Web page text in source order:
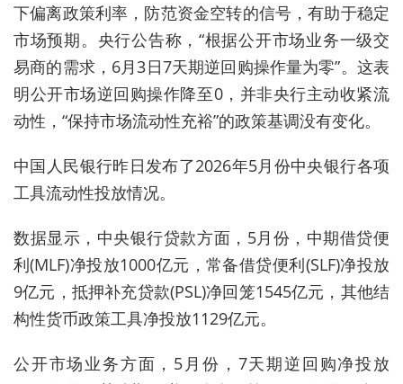
下偏离政策利率，防范资金空转的信号，有助于稳定
市场预期。央行公告称，“根据公开市场业务一级交
易商的需求，6月3日7天期逆回购操作量为零”。这表
明公开市场逆回购操作降至0，并非央行主动收紧流
动性，“保持市场流动性充裕”的政策基调没有变化。
中国人民银行昨日发布了2026年5月份中央银行各项
工具流动性投放情况。
数据显示，中央银行贷款方面，5月份，中期借贷便
利(MLF)净投放1000亿元，常备借贷便利(SLF)净投放
9亿元，抵押补充贷款(PSL)净回笼1545亿元，其他结
构性货币政策工具净投放1129亿元。
公开市场业务方面，5月份，7天期逆回购净投放